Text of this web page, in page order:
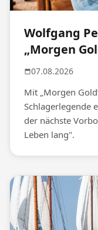
Wolfgang
„Morgen
07.08.2026
Mit „Morgen
Schlagerlegende
der nächste
Leben lang".